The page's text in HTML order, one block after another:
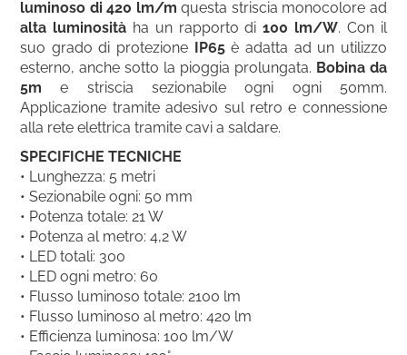
luminoso di 420 lm/m questa striscia monocolore ad
alta luminosità ha un rapporto di100 lm/W. Con il
suo grado di protezione IP65è adatta ad un utilizzo
esterno, anche sotto la pioggia prolungata. Bobina da
5m e striscia sezionabile ogni ogni 50mm.
Applicazione tramite adesivo sul retro e connessione
alla rete elettrica tramite cavi a saldare.
SPECIFICHE TECNICHE
• Lunghezza: 5 metri
• Sezionabile ogni: 50 mm
• Potenza totale: 21 W
• Potenza al metro: 4,2 W
• LED totali: 300
• LED ogni metro: 60
• Flusso luminoso totale: 2100 lm
• Flusso luminoso al metro: 420 lm
• Efficienza luminosa: 100 lm/W